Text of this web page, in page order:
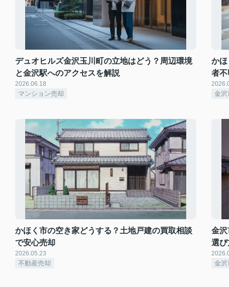
デュオヒルズ金沢玉川町の立地はどう？周辺環境
と金沢駅へのアクセスを解説
2026.06.18
マンション売却
か
者
金沢
かほく市の空き家どうする？土地戸建の買取相談
で安心売却
2026.05.23
不動産売却
金
選
金沢